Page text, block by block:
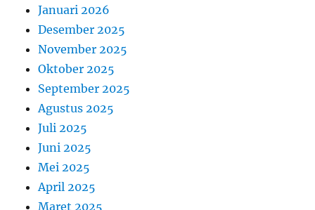
Januari 2026
Desember 2025
November 2025
Oktober 2025
September 2025
Agustus 2025
Juli 2025
Juni 2025
Mei 2025
April 2025
Maret 2025